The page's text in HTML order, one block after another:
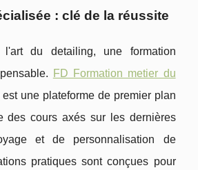
: clé de la réussite
l'art du detailing, une formation
FD Formation metier du
est une plateforme de premier plan
des cours axés sur les dernières
et de personnalisation de
pratiques sont conçues pour